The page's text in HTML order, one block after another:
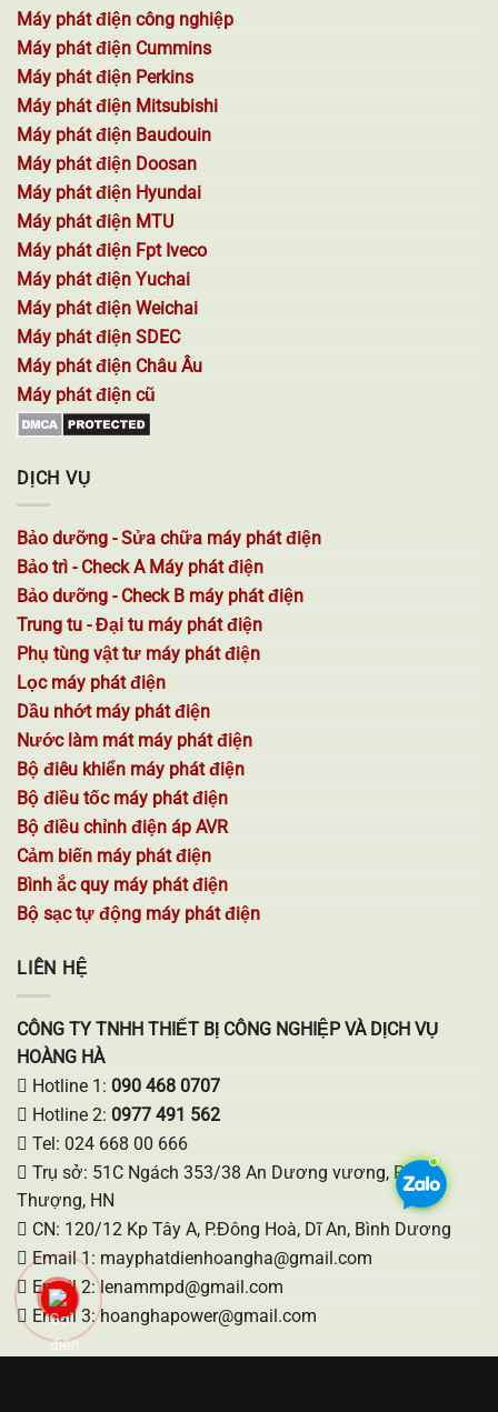
Máy phát điện công nghiệp
Máy phát điện Cummins
Máy phát điện Perkins
Máy phát điện Mitsubishi
Máy phát điện Baudouin
Máy phát điện Doosan
Máy phát điện Hyundai
Máy phát điện MTU
Máy phát điện Fpt Iveco
Máy phát điện Yuchai
Máy phát điện Weichai
Máy phát điện SDEC
Máy phát điện Châu Âu
Máy phát điện cũ
DỊCH VỤ
Bảo dưỡng - Sửa chữa máy phát điện
Bảo trì - Check A Máy phát điện
Bảo dưỡng - Check B máy phát điện
Trung tu - Đại tu máy phát điện
Phụ tùng vật tư máy phát điện
Lọc máy phát điện
Dầu nhớt máy phát điện
Nước làm mát máy phát điện
Bộ điêu khiển máy phát điện
Bộ điều tốc máy phát điện
Bộ điều chỉnh điện áp AVR
Cảm biến máy phát điện
Bình ắc quy máy phát điện
Bộ sạc tự động máy phát điện
LIÊN HỆ
CÔNG TY TNHH THIẾT BỊ CÔNG NGHIỆP VÀ DỊCH VỤ
HOÀNG HÀ
Hotline 1: 090 468 0707
Hotline 2: 0977 491 562
Tel: 024 668 00 666
Trụ sở: 51C Ngách 353/38 An Dương vương, Phú
Thượng, HN
CN: 120/12 Kp Tây A, P.Đông Hoà, Dĩ An, Bình Dương
Email 1: mayphatdienhoangha@gmail.com
Email 2: lenammpd@gmail.com
Email 3: hoanghapower@gmail.com